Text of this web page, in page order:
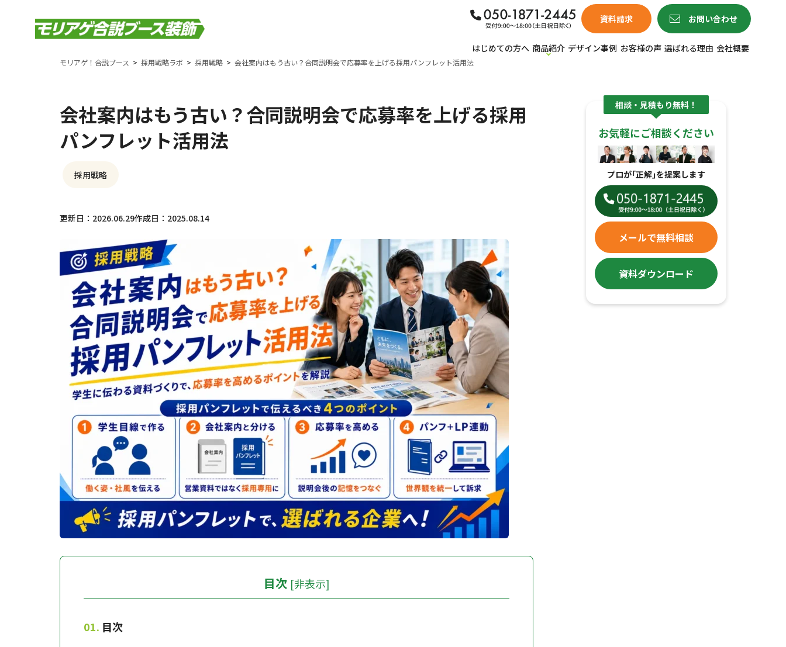
資料請求 お問い合わせ
はじめての方へ 商品紹介 デザイン事例 お客様の声 選ばれる理由 会社概要
モリアゲ！合説ブース 採用戦略ラボ 採用戦略 会社案内はもう古い？合同説明会で応募率を上げる採用パンフレット活用法
会社案内はもう古い？合同説明会で応募率を上げる採用
パンフレット活用法
採用戦略
更新日：2026.06.29作成日：2025.08.14
目次 [非表示]
目次
相談・見積もり無料！
お気軽にご相談ください
プロが｢正解｣を提案します
メールで無料相談
資料ダウンロード